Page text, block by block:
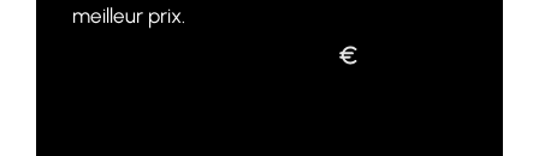
meilleur prix.